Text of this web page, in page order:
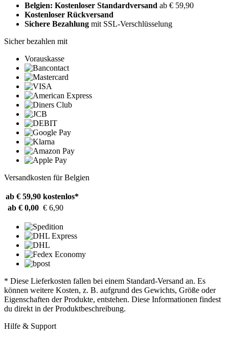
Belgien: Kostenloser Standardversand ab € 59,90
Kostenloser Rückversand
Sichere Bezahlung mit SSL-Verschlüsselung
Sicher bezahlen mit
Vorauskasse
Versandkosten für Belgien
ab € 59,90 kostenlos*
ab € 0,00 € 6,90
* Diese Lieferkosten fallen bei einem Standard-Versand an. Es
können weitere Kosten, z. B. aufgrund des Gewichts, Größe oder
Eigenschaften der Produkte, entstehen. Diese Informationen findest
du direkt in der Produktbeschreibung.
Hilfe & Support